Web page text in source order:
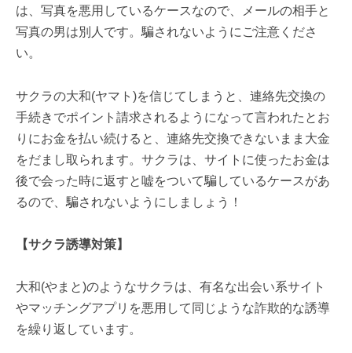
は、写真を悪用しているケースなので、メールの相手と
写真の男は別人です。騙されないようにご注意くださ
い。
サクラの大和(ヤマト)を信じてしまうと、連絡先交換の
手続きでポイント請求されるようになって言われたとお
りにお金を払い続けると、連絡先交換できないまま大金
をだまし取られます。サクラは、サイトに使ったお金は
後で会った時に返すと嘘をついて騙しているケースがあ
るので、騙されないようにしましょう！
【サクラ誘導対策】
大和(やまと)のようなサクラは、有名な出会い系サイト
やマッチングアプリを悪用して同じような詐欺的な誘導
を繰り返しています。